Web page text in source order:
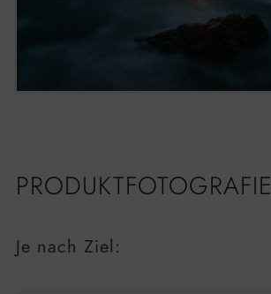
PRODUKTFOTOGRAFIE
Je nach Ziel: